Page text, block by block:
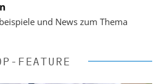
und News zum Thema
FEATURE